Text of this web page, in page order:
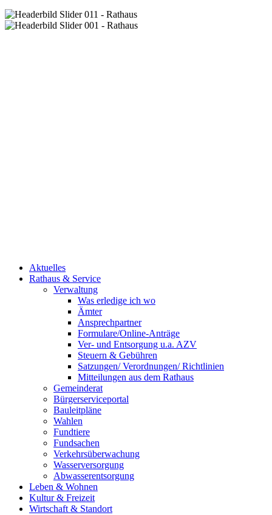
Aktuelles
Rathaus & Service
Verwaltung
Was erledige ich wo
Ämter
Ansprechpartner
Formulare/Online-Anträge
Ver- und Entsorgung u.a. AZV
Steuern & Gebühren
Satzungen/ Verordnungen/ Richtlinien
Mitteilungen aus dem Rathaus
Gemeinderat
Bürgerserviceportal
Bauleitpläne
Wahlen
Fundtiere
Fundsachen
Verkehrsüberwachung
Wasserversorgung
Abwasserentsorgung
Leben & Wohnen
Kultur & Freizeit
Wirtschaft & Standort